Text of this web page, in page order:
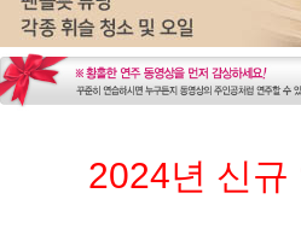
2024년 신규